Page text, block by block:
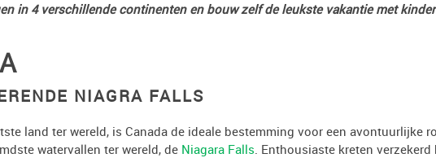
in 4 verschillende continenten en bouw zelf de leukste vakantie met
NIAGRA FALLS
land ter wereld, is Canada de ideale bestemming voor een avontuurlijke
watervallen ter wereld, de Niagara Falls. Enthousiaste kreten